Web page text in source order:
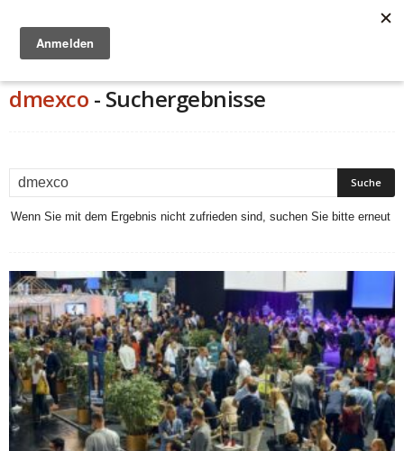
dmexco - Suchergebnisse
Wenn Sie mit dem Ergebnis nicht zufrieden sind, suchen Sie bitte erneut